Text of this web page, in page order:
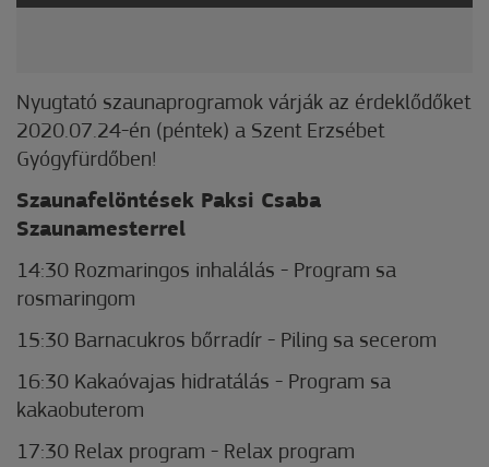
Nyugtató szaunaprogramok várják az érdeklődőket
2020.07.24-én (péntek) a Szent Erzsébet
Gyógyfürdőben!
Szaunafelöntések Paksi Csaba
Szaunamesterrel
14:30 Rozmaringos inhalálás - Program sa
rosmaringom
15:30 Barnacukros bőrradír - Piling sa secerom
16:30 Kakaóvajas hidratálás - Program sa
kakaobuterom
17:30 Relax program - Relax program